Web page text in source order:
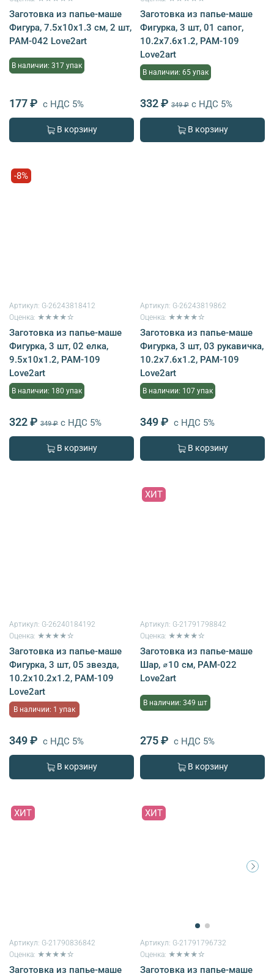
Заготовка из папье-маше
Фигура, 7.5х10х1.3 см, 2 шт,
PAM-042 Love2art
В наличии: 317 упак
177 ₽ с НДС 5%
В корзину
Заготовка из папье-маше
Фигурка, 3 шт, 01 сапог,
10.2x7.6x1.2, PAM-109
Love2art
В наличии: 65 упак
332 ₽ 349 ₽ с НДС 5%
В корзину
-8%
Артикул: G-26243818412
Оценка: ★★★★☆
Заготовка из папье-маше
Фигурка, 3 шт, 02 елка,
9.5x10x1.2, PAM-109
Love2art
В наличии: 180 упак
322 ₽ 349 ₽ с НДС 5%
В корзину
Артикул: G-26243819862
Оценка: ★★★★☆
Заготовка из папье-маше
Фигурка, 3 шт, 03 рукавичка,
10.2x7.6x1.2, PAM-109
Love2art
В наличии: 107 упак
349 ₽ с НДС 5%
В корзину
Артикул: G-26240184192
Оценка: ★★★★☆
Заготовка из папье-маше
Фигурка, 3 шт, 05 звезда,
10.2x10.2x1.2, PAM-109
Love2art
В наличии: 1 упак
349 ₽ с НДС 5%
В корзину
ХИТ
Артикул: G-21791798842
Оценка: ★★★★☆
Заготовка из папье-маше
Шар, ⌀10 см, PAM-022
Love2art
В наличии: 349 шт
275 ₽ с НДС 5%
В корзину
ХИТ
Артикул: G-21790836842
Оценка: ★★★★☆
Заготовка из папье-маше
ХИТ
Артикул: G-21791796732
Оценка: ★★★★☆
Заготовка из папье-маше